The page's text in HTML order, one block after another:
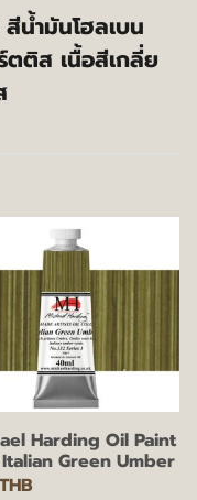
น้ำมันโฮลเบน
ตติส เนื้อสีเกลี่ย
Harding Oil Paint
Italian Green Umber